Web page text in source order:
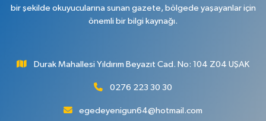
bir şekilde okuyucularına sunan gazete, bölgede yaşayanlar için
önemli bir bilgi kaynağı.
Durak Mahallesi Yıldırım Beyazıt Cad. No: 104 Z04 UŞAK
0276 223 30 30
egedeyenigun64@hotmail.com